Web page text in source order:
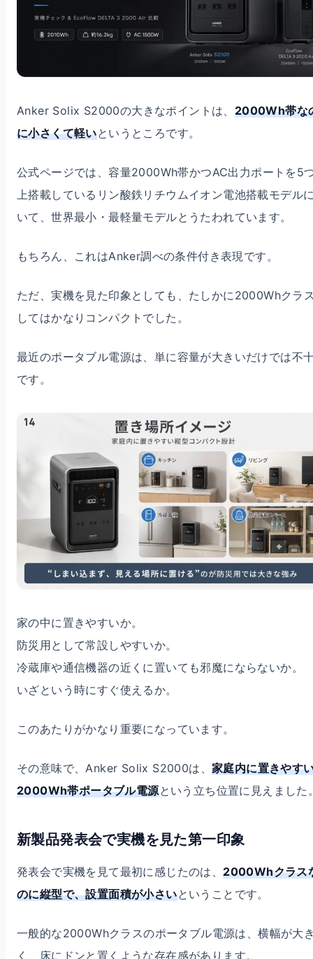
Anker Solix S2000の大きなポイントは、 2000Wh帯な
に小さくて軽いというところです。
公式ページでは、容量2000Wh帯かつAC出力ポートを5
上搭載しているリン酸鉄リチウムイオン電池搭載モデル
いて、世界最小・最軽量モデルとうたわれています。
もちろん、これはAnker調べの条件付き表現です。
ただ、実機を見た印象としても、たしかに2000Whクラ
してはかなりコンパクトでした。
最近のポータブル電源は、単に容量が大きいだけでは不
です。
家の中に置きやすいか。
防災用として常設しやすいか。
冷蔵庫や通信機器の近くに置いても邪魔にならないか。
いざという時にすぐ使えるか。
このあたりがかなり重要になっています。
その意味で、Anker Solix S2000は、 家庭内に置きやす
2000Wh帯ポータブル電源という立ち位置に見えました
新製品発表会で実機を見た第一印象
発表会で実機を見て最初に感じたのは、2000Whクラス
のに縦型で、設置面積が小さいということです。
一般的な2000Whクラスのポータブル電源は、横幅が大
く、床にドンと置くような存在感があります。